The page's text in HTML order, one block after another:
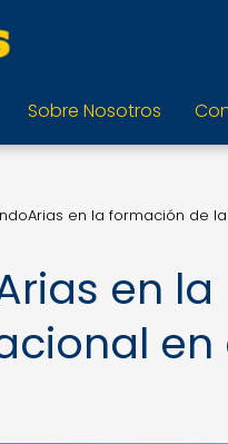
Sobre Nosotros
en la formación de
en la
en